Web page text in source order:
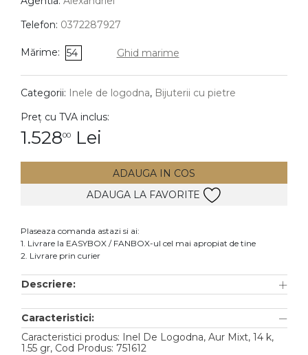
Lanturi
Pandantive
DIAMANTE Vezi toate
Cercei
Accesorii
Aur alb
Aur roz
Telefon: 0372287927
Mărime: 54 Ghid marime
Categorii: Inele de logodna, Bijuterii cu pietre
Preț cu TVA inclus:
1.52800 Lei
ADAUGA IN COS
ADAUGA LA FAVORITE
Plaseaza comanda astazi si ai:
1. Livrare la EASYBOX / FANBOX-ul cel mai apropiat de tine
2. Livrare prin curier
Descriere:
Caracteristici:
Caracteristici produs: Inel De Logodna, Aur Mixt, 14 k,
1.55 gr, Cod Produs: 751612